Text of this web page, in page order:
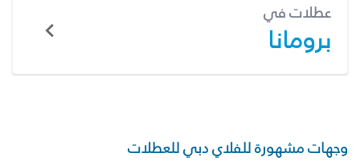
عطلات في
برومانا
وجهات مشهورة للفلاي دبي للعطلات